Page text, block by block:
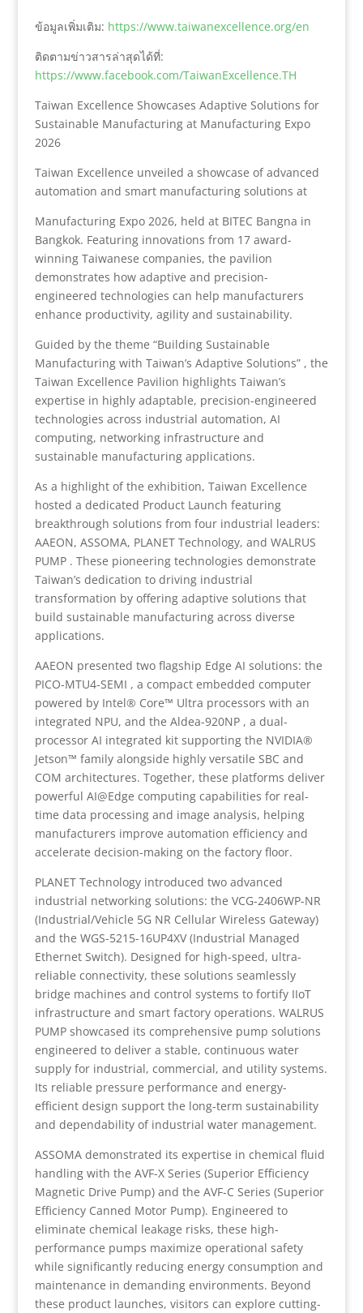
ข้อมูลเพิ่มเติม: https://www.taiwanexcellence.org/en
ติดตามข่าวสารล่าสุดได้ที่:
https://www.facebook.com/TaiwanExcellence.TH
Taiwan Excellence Showcases Adaptive Solutions for
Sustainable Manufacturing at Manufacturing Expo
2026
Taiwan Excellence unveiled a showcase of advanced
automation and smart manufacturing solutions at
Manufacturing Expo 2026, held at BITEC Bangna in
Bangkok. Featuring innovations from 17 award-
winning Taiwanese companies, the pavilion
demonstrates how adaptive and precision-
engineered technologies can help manufacturers
enhance productivity, agility and sustainability.
Guided by the theme “Building Sustainable
Manufacturing with Taiwan’s Adaptive Solutions” , the
Taiwan Excellence Pavilion highlights Taiwan’s
expertise in highly adaptable, precision-engineered
technologies across industrial automation, AI
computing, networking infrastructure and
sustainable manufacturing applications.
As a highlight of the exhibition, Taiwan Excellence
hosted a dedicated Product Launch featuring
breakthrough solutions from four industrial leaders:
AAEON, ASSOMA, PLANET Technology, and WALRUS
PUMP . These pioneering technologies demonstrate
Taiwan’s dedication to driving industrial
transformation by offering adaptive solutions that
build sustainable manufacturing across diverse
applications.
AAEON presented two flagship Edge AI solutions: the
PICO-MTU4-SEMI , a compact embedded computer
powered by Intel® Core™ Ultra processors with an
integrated NPU, and the Aldea-920NP , a dual-
processor AI integrated kit supporting the NVIDIA®
Jetson™ family alongside highly versatile SBC and
COM architectures. Together, these platforms deliver
powerful AI@Edge computing capabilities for real-
time data processing and image analysis, helping
manufacturers improve automation efficiency and
accelerate decision-making on the factory floor.
PLANET Technology introduced two advanced
industrial networking solutions: the VCG-2406WP-NR
(Industrial/Vehicle 5G NR Cellular Wireless Gateway)
and the WGS-5215-16UP4XV (Industrial Managed
Ethernet Switch). Designed for high-speed, ultra-
reliable connectivity, these solutions seamlessly
bridge machines and control systems to fortify IIoT
infrastructure and smart factory operations. WALRUS
PUMP showcased its comprehensive pump solutions
engineered to deliver a stable, continuous water
supply for industrial, commercial, and utility systems.
Its reliable pressure performance and energy-
efficient design support the long-term sustainability
and dependability of industrial water management.
ASSOMA demonstrated its expertise in chemical fluid
handling with the AVF-X Series (Superior Efficiency
Magnetic Drive Pump) and the AVF-C Series (Superior
Efficiency Canned Motor Pump). Engineered to
eliminate chemical leakage risks, these high-
performance pumps maximize operational safety
while significantly reducing energy consumption and
maintenance in demanding environments. Beyond
these product launches, visitors can explore cutting-